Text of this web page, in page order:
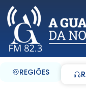
REGIÕES